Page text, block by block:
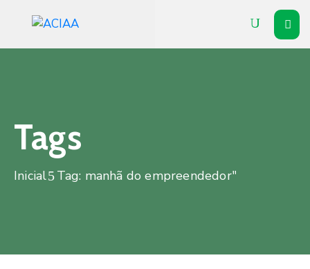
Associados
Soluções
Tags
Inicial Tag: manhã do empreendedor"